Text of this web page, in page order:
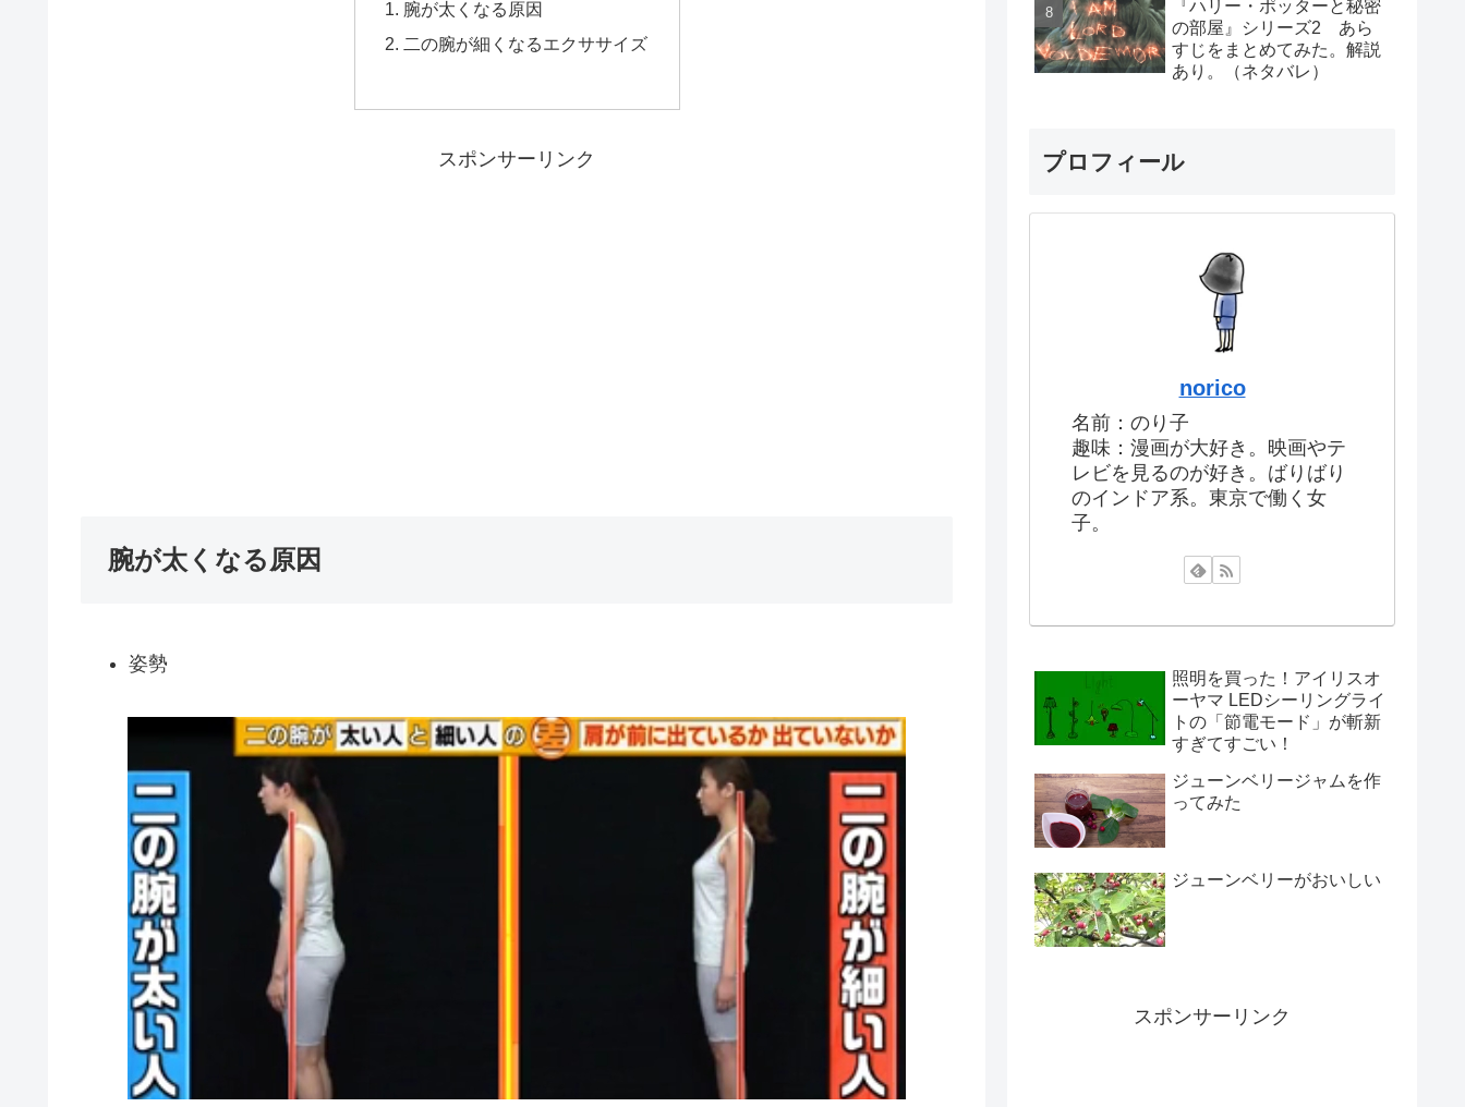
腕が太くなる原因
二の腕が細くなるエクササイズ
スポンサーリンク
腕が太くなる原因
姿勢
『ハリー・ポッターと秘密
の部屋』シリーズ2 あら
すじをまとめてみた。解説
あり。（ネタバレ）
プロフィール
norico
名前：のり子
趣味：漫画が大好き。映画やテ
レビを見るのが好き。ばりばり
のインドア系。東京で働く女
子。
照明を買った！アイリスオ
ーヤマ LEDシーリングライ
トの「節電モード」が斬新
すぎてすごい！
ジューンベリージャムを作
ってみた
ジューンベリーがおいしい
スポンサーリンク